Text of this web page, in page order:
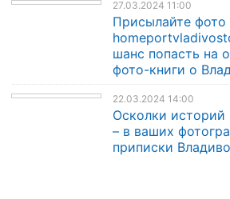
27.03.2024 11:00
Присылайте фото
шанс попасть на
фото-книги о
22.03.2024 14:00
Осколки историй
– в ваших
приписки